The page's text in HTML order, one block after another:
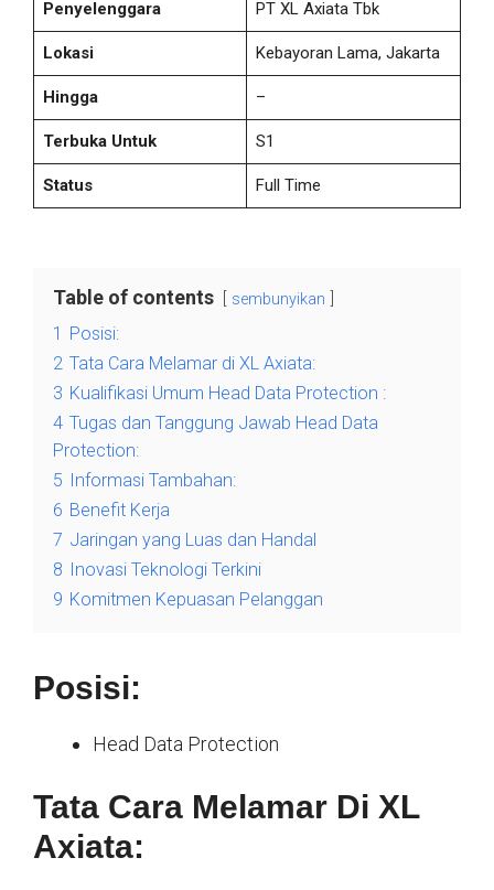
Penyelenggara PT XL Axiata Tbk
Lokasi Kebayoran Lama, Jakarta
Hingga –
Terbuka Untuk S1
Status Full Time
Table of contents sembunyikan
1
Posisi:
2 Tata Cara Melamar di XL Axiata:
3 Kualifikasi Umum Head Data Protection :
4 Tugas dan Tanggung Jawab Head Data
Protection:
5
Informasi Tambahan:
6 Benefit Kerja
7 Jaringan yang Luas dan Handal
8
Inovasi Teknologi Terkini
9 Komitmen Kepuasan Pelanggan
Posisi:
Head Data Protection
Tata Cara Melamar Di XL
Axiata: